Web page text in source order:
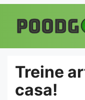
para
conteúdo
Treine
casa!